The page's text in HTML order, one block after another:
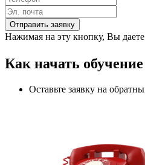
Отправить заявку
Нажимая на эту кнопку, Вы даете
Как начать обучение
Оставьте заявку на